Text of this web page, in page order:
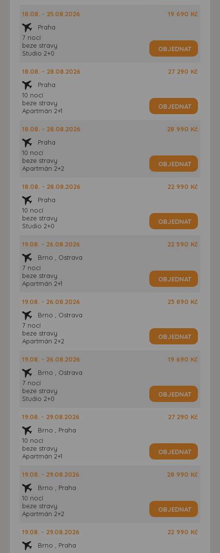
18.08. - 25.08.2026
Praha
7 nocí
beze stravy
Studio 2+0
19 690 Kč
OBJEDNAT
18.08. - 28.08.2026
Praha
10 nocí
beze stravy
Apartmán 2+1
27 290 Kč
OBJEDNAT
18.08. - 28.08.2026
Praha
10 nocí
beze stravy
Apartmán 2+2
28 990 Kč
OBJEDNAT
18.08. - 28.08.2026
Praha
10 nocí
beze stravy
Studio 2+0
22 990 Kč
OBJEDNAT
19.08. - 26.08.2026
Brno , Ostrava
7 nocí
beze stravy
Apartmán 2+1
22 590 Kč
OBJEDNAT
19.08. - 26.08.2026
Brno , Ostrava
7 nocí
beze stravy
Apartmán 2+2
23 890 Kč
OBJEDNAT
19.08. - 26.08.2026
Brno , Ostrava
7 nocí
beze stravy
Studio 2+0
19 690 Kč
OBJEDNAT
19.08. - 29.08.2026
Brno , Praha
10 nocí
beze stravy
Apartmán 2+1
27 290 Kč
OBJEDNAT
19.08. - 29.08.2026
Brno , Praha
10 nocí
beze stravy
Apartmán 2+2
28 990 Kč
OBJEDNAT
19.08. - 29.08.2026
Brno , Praha
22 990 Kč